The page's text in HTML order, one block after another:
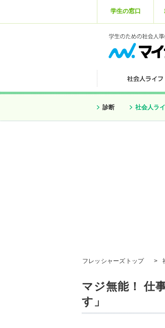
学生の窓口
診断 社会人ラ
フレッシャーズトップ >
マジ無能！ 仕
す」